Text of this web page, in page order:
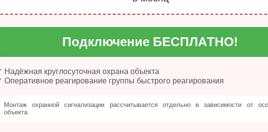
Подключение БЕСПЛАТНО!
Надёжная круглосуточная охрана объекта
Оперативное реагирование группы быстрого реагирования
Монтаж охранной сигнализации рассчитывается отдельно в зависимости от
объекта.